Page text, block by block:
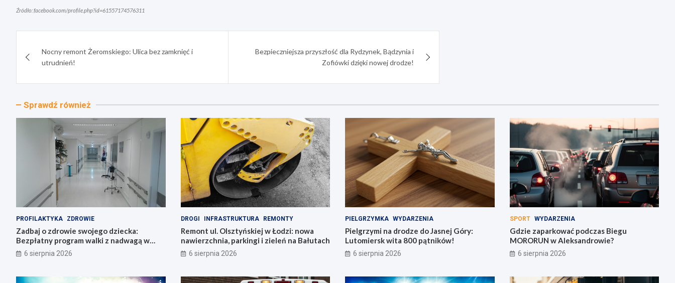
Źródło: facebook.com/profile.php?id=61557174576311
wpisuNocny remont Żeromskiego: Ulica bez zamknięć i
utrudnień!
Bezpieczniejsza przyszłość dla Rydzynek, Bądzynia i
Zofiówki dzięki nowej drodze!
Sprawdź również
PROFILAKTYKA ZDROWIE
Zadbaj o zdrowie swojego dziecka:
Bezpłatny program walki z nadwagą w
Łódzkiem!
6 sierpnia 2026
DROGI INFRASTRUKTURA REMONTY
Remont ul. Olsztyńskiej w Łodzi: nowa
nawierzchnia, parkingi i zieleń na Bałutach
6 sierpnia 2026
PIELGRZYMKA WYDARZENIA
Pielgrzymi na drodze do Jasnej Góry:
Lutomiersk wita 800 pątników!
6 sierpnia 2026
SPORT WYDARZENIA
Gdzie zaparkować podczas Biegu
MORORUN w Aleksandrowie?
6 sierpnia 2026